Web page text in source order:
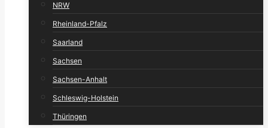
NRW
Rheinland-Pfalz
Saarland
Sachsen
Sachsen-Anhalt
Schleswig-Holstein
Thüringen